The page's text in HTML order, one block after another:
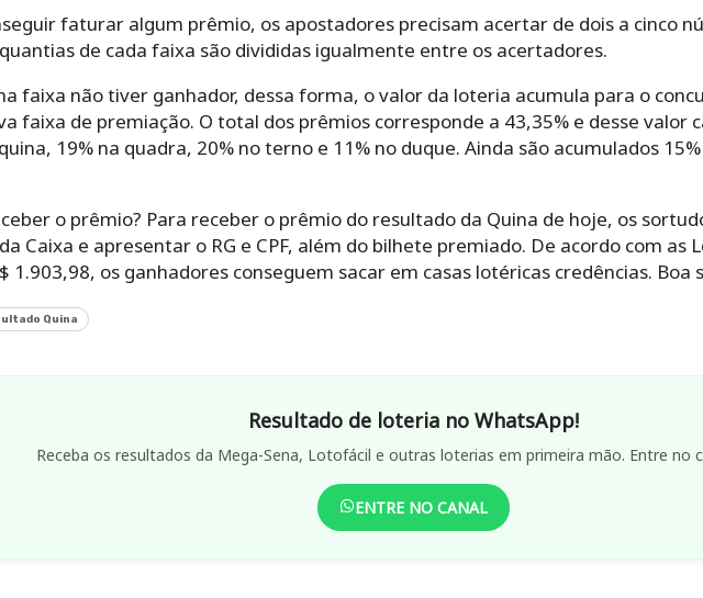
faturar algum prêmio, os apostadores precisam acertar de dois a cinco
de cada faixa são divididas igualmente entre os acertadores.
faixa não tiver ganhador, dessa forma, o valor da loteria acumula para o
faixa de premiação. O total dos prêmios corresponde a 43,35% e desse valor
19% na quadra, 20% no terno e 11% no duque. Ainda são acumulados
o prêmio? Para receber o prêmio do resultado da Quina de hoje, os
Caixa e apresentar o RG e CPF, além do bilhete premiado. De acordo com as
1.903,98, os ganhadores conseguem sacar em casas lotéricas credências. Boa
Quina
Resultado de loteria no WhatsApp!
Receba os resultados da Mega-Sena, Lotofácil e outras loterias em primeira mão. Entre no
ENTRE NO CANAL